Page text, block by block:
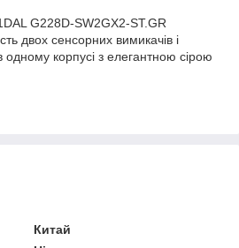
G228D-SW2GX2-ST.GR
двох сенсорних вимикачів і
корпусі з елегантною сірою
Китай